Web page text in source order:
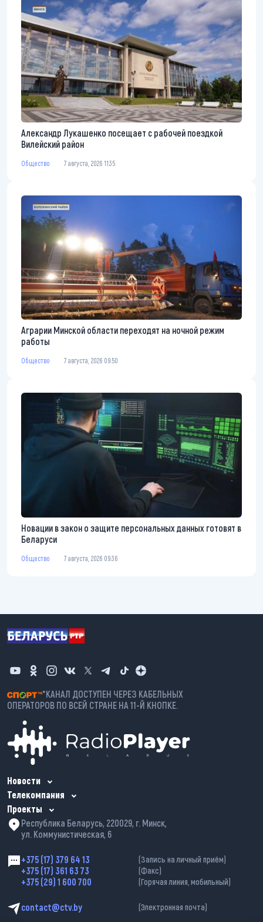
Александр Лукашенко посещает с рабочей поездкой
Вилейский район
Общество 7 августа, 2026 11:35
Аграрии Минской области переходят на ночной режим
работы
Общество 7 августа, 2026 09:50
Новации в закон о защите персональных данных готовят в
Беларуси
Общество 7 августа, 2026 09:36
*КАНАЛ ДОСТУПЕН ЧЕРЕЗ КАБЕЛЬНЫХ
ОПЕРАТОРОВ ПО ВСЕЙ СТРАНЕ НА 11-Й КНОПКЕ.
Новости
Телекомпания
Проекты
Республика Беларусь, 220029, г. Минск,
ул. Коммунистическая, 6
+375 (17) 379 64 13 (Запись на личный приём)
+375 (17) 361 63 73 (Факс)
+375 (29) 1 600 700 (Горячая линия, мобильный)
contact@ctv.by (Электронная почта)